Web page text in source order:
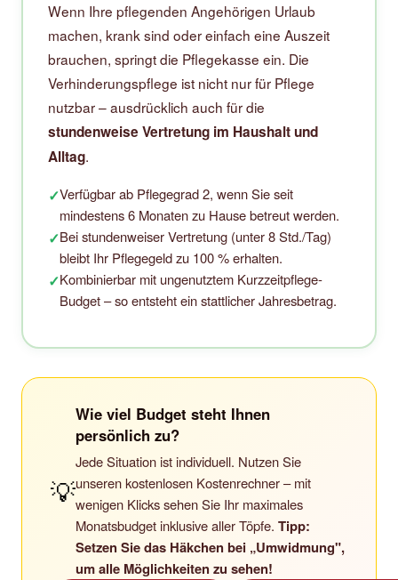
Wenn Ihre pflegenden Angehörigen Urlaub
machen, krank sind oder einfach eine Auszeit
brauchen, springt die Pflegekasse ein. Die
Verhinderungspflege ist nicht nur für Pflege
nutzbar – ausdrücklich auch für die
stundenweise Vertretung im Haushalt und
Alltag.
✓Verfügbar ab Pflegegrad 2, wenn Sie seit
mindestens 6 Monaten zu Hause betreut werden.
✓Bei stundenweiser Vertretung (unter 8 Std./Tag)
bleibt Ihr Pflegegeld zu 100 % erhalten.
✓Kombinierbar mit ungenutztem Kurzzeitpflege-
Budget – so entsteht ein stattlicher Jahresbetrag.
💡
Wie viel Budget steht Ihnen
persönlich zu?
Jede Situation ist individuell. Nutzen Sie
unseren kostenlosen Kostenrechner – mit
wenigen Klicks sehen Sie Ihr maximales
Monatsbudget inklusive aller Töpfe. Tipp:
Setzen Sie das Häkchen bei „Umwidmung",
um alle Möglichkeiten zu sehen!